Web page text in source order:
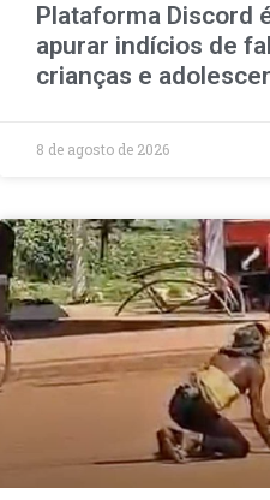
Plataforma Discord
apurar indícios de
crianças e
8 de agosto de 2026